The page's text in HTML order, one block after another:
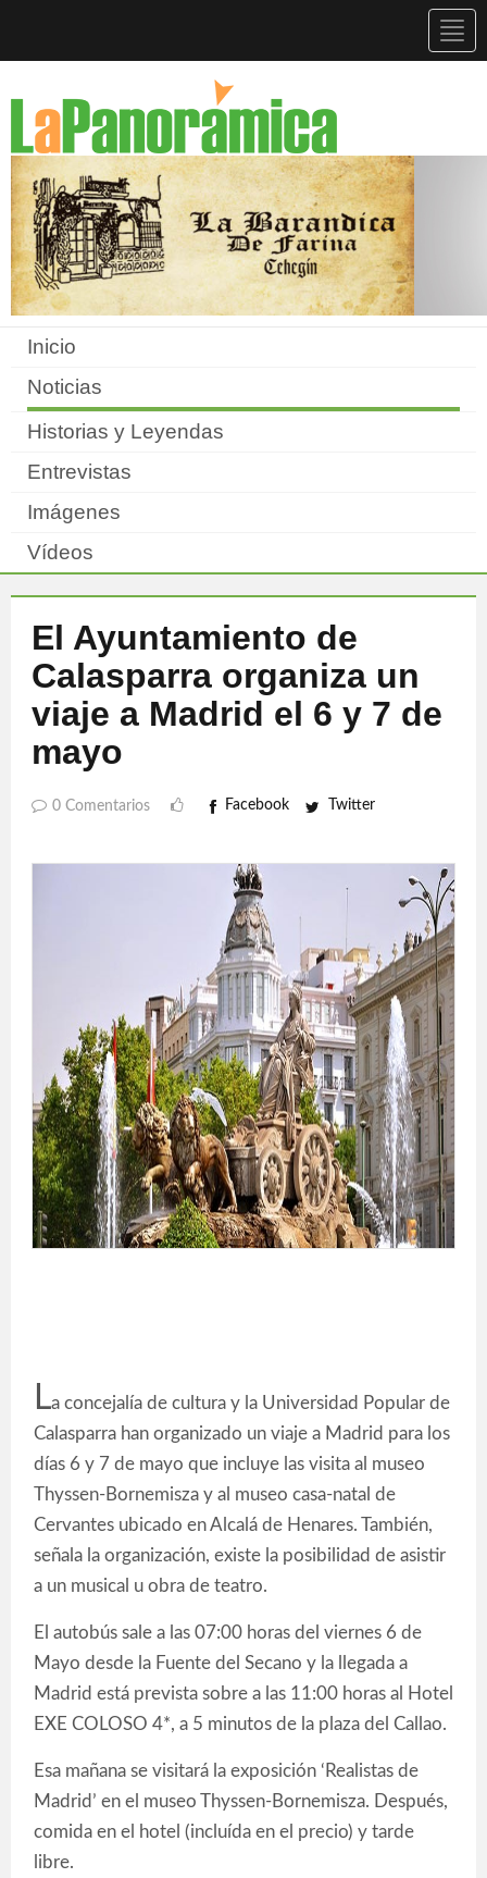
Inicio
Noticias
Historias y Leyendas
Entrevistas
Imágenes
Vídeos
El Ayuntamiento de
Calasparra organiza un
viaje a Madrid el 6 y 7 de
mayo
0 Comentarios Facebook Twitter
La concejalía de cultura y la Universidad Popular de
Calasparra han organizado un viaje a Madrid para los
días 6 y 7 de mayo que incluye las visita al museo
Thyssen-Bornemisza y al museo casa-natal de
Cervantes ubicado en Alcalá de Henares. También,
señala la organización, existe la posibilidad de asistir
a un musical u obra de teatro.
El autobús sale a las 07:00 horas del viernes 6 de
Mayo desde la Fuente del Secano y la llegada a
Madrid está prevista sobre a las 11:00 horas al Hotel
EXE COLOSO 4*, a 5 minutos de la plaza del Callao.
Esa mañana se visitará la exposición ‘Realistas de
Madrid’ en el museo Thyssen-Bornemisza. Después,
comida en el hotel (incluída en el precio) y tarde
libre.